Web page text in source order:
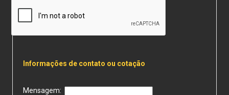
Informações de contato ou cotação
Mensagem: